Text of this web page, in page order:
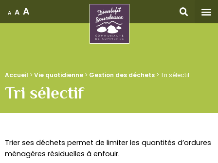
A A A
Accueil > Vie quotidienne > Gestion des déchets > Tri sélectif
Tri sélectif
Trier ses déchets permet de limiter les quantités d’ordures
ménagères résiduelles à enfouir.